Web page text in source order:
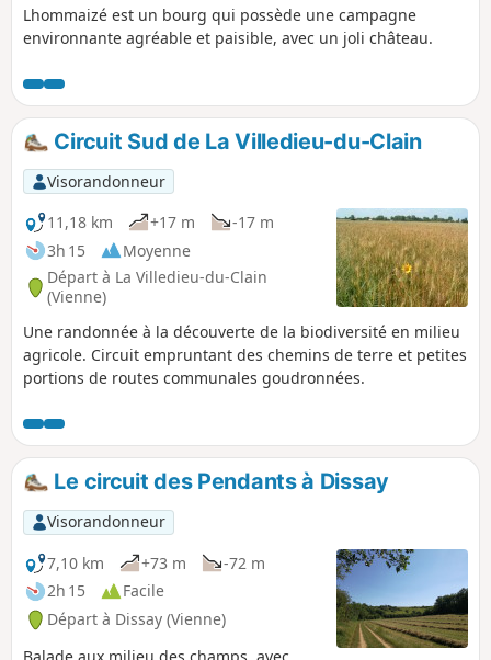
Lhommaizé est un bourg qui possède une campagne
environnante agréable et paisible, avec un joli château.
Circuit Sud de La Villedieu-du-Clain
Visorandonneur
11,18 km
+17 m
-17 m
3h 15
Moyenne
Départ à La Villedieu-du-Clain
(Vienne)
Une randonnée à la découverte de la biodiversité en milieu
agricole. Circuit empruntant des chemins de terre et petites
portions de routes communales goudronnées.
Le circuit des Pendants à Dissay
Visorandonneur
7,10 km
+73 m
-72 m
2h 15
Facile
Départ à Dissay (Vienne)